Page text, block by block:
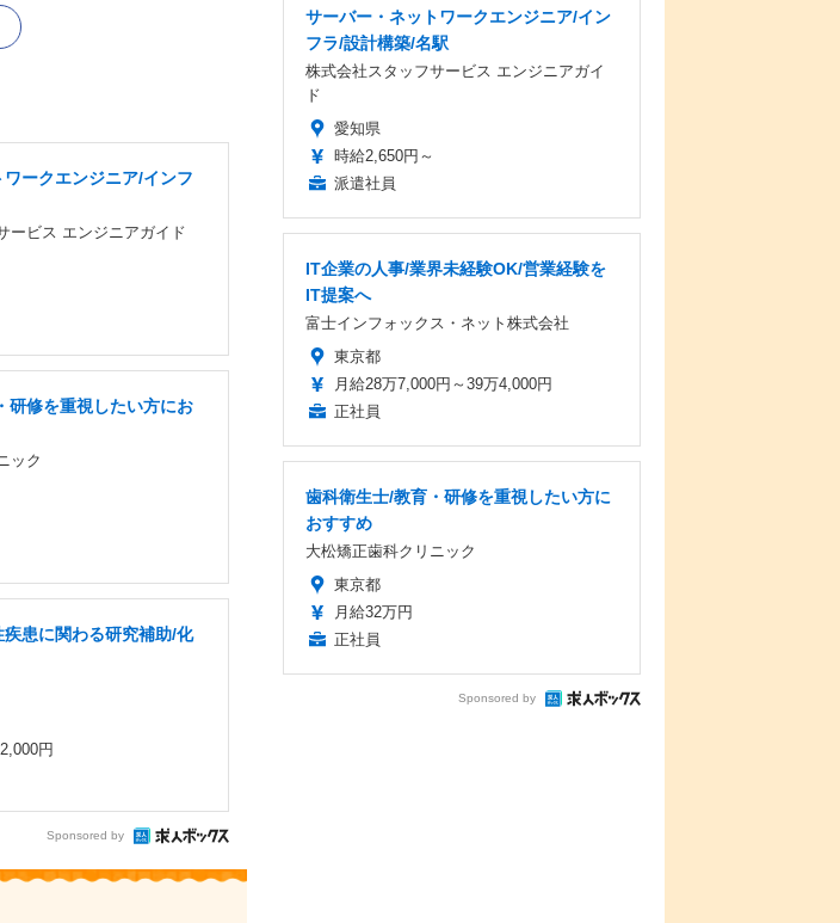
ークエンジニア/インフ
ービス エンジニアガイド
研修を重視したい方にお
ック
患に関わる研究補助/化
円
Sponsored by
サーバー・ネットワークエンジニア/イン
フラ/設計構築/名駅
株式会社スタッフサービス エンジニアガイ
ド
愛知県
時給2,650円～
派遣社員
IT企業の人事/業界未経験OK/営業経験を
IT提案へ
富士インフォックス・ネット株式会社
東京都
月給28万7,000円～39万4,000円
正社員
歯科衛生士/教育・研修を重視したい方に
おすすめ
大松矯正歯科クリニック
東京都
月給32万円
正社員
Sponsored by